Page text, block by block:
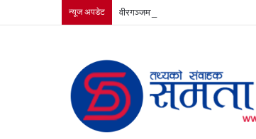
न्यूज अपडेट वीरगञ्जमा व्यवसाय संवद्र्धन कार्यक्रम